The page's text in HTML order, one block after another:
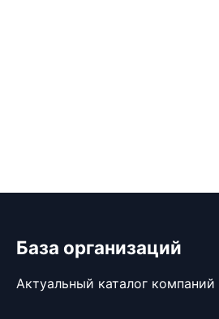
База организаций
Актуальный каталог